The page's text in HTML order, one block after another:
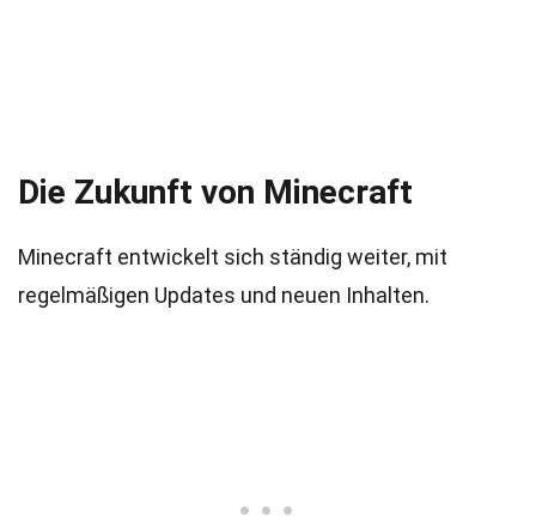
Die Zukunft von Minecraft
Minecraft entwickelt sich ständig weiter, mit
regelmäßigen Updates und neuen Inhalten.